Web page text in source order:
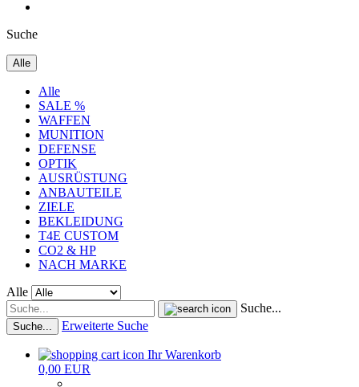
Suche
Alle
Alle
SALE %
WAFFEN
MUNITION
DEFENSE
OPTIK
AUSRÜSTUNG
ANBAUTEILE
ZIELE
BEKLEIDUNG
T4E CUSTOM
CO2 & HP
NACH MARKE
Alle
Suche...
Suche... Erweiterte Suche
Ihr Warenkorb
0,00 EUR